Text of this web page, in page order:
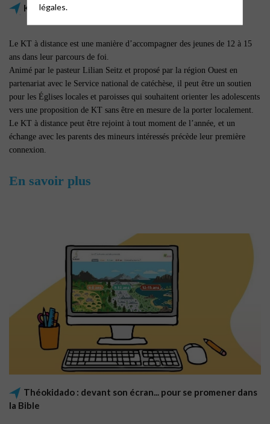
KT à distance
Le KT à distance est une manière d’accompagner des jeunes de 12 à 15
ans dans leur parcours de foi.
Animé par le pasteur Lilian Seitz et proposé par la région Ouest en
partenariat avec le Service national de catéchèse, il peut être un soutien
pour les Églises locales et paroisses qui souhaitent orienter les adolescents
vers une proposition de KT sans être en mesure de la porter localement.
Le KT à distance peut être rejoint à tout moment de l’année, et un
échange avec les parents des mineurs intéressés précède leur première
connexion.
En savoir plus
Théokidado : devant son écran... pour se promener dans
la Bible
légales.